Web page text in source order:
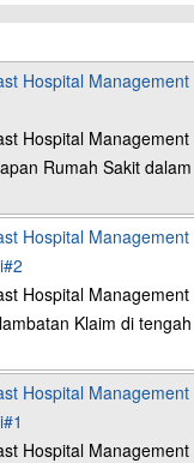
Hospital
Hospital Management
Rumah Sakit
Hospital
Hospital
Klaim di
Hospital
Hospital